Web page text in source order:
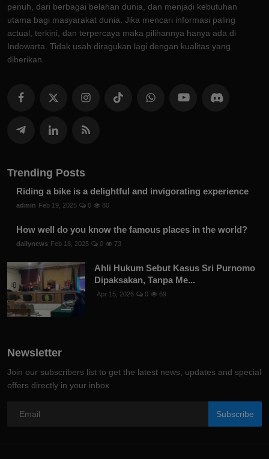
penuh, dari berbagai belahan dunia, dan menjadi kebutuhan
utama bagi masyarakat dunia. Jika mencari informasi paling
actual, terkini, dan terpercaya maka pilihannya hanya ada di
Indowarta. Tidak usah diragukan lagi dengan kualitas yang
diberikan.
Trending Posts
Riding a bike is a delightful and invigorating experience
admin Feb 19, 2025 0 80
How well do you know the famous places in the world?
dailynews Feb 18, 2025 0 73
Ahli Hukum Sebut Kasus Sri Purnomo
Dipaksakan, Tanpa Me...
Apr 15, 2026 0 69
Newsletter
Join our subscribers list to get the latest news, updates and special
offers directly in your inbox
Subscribe